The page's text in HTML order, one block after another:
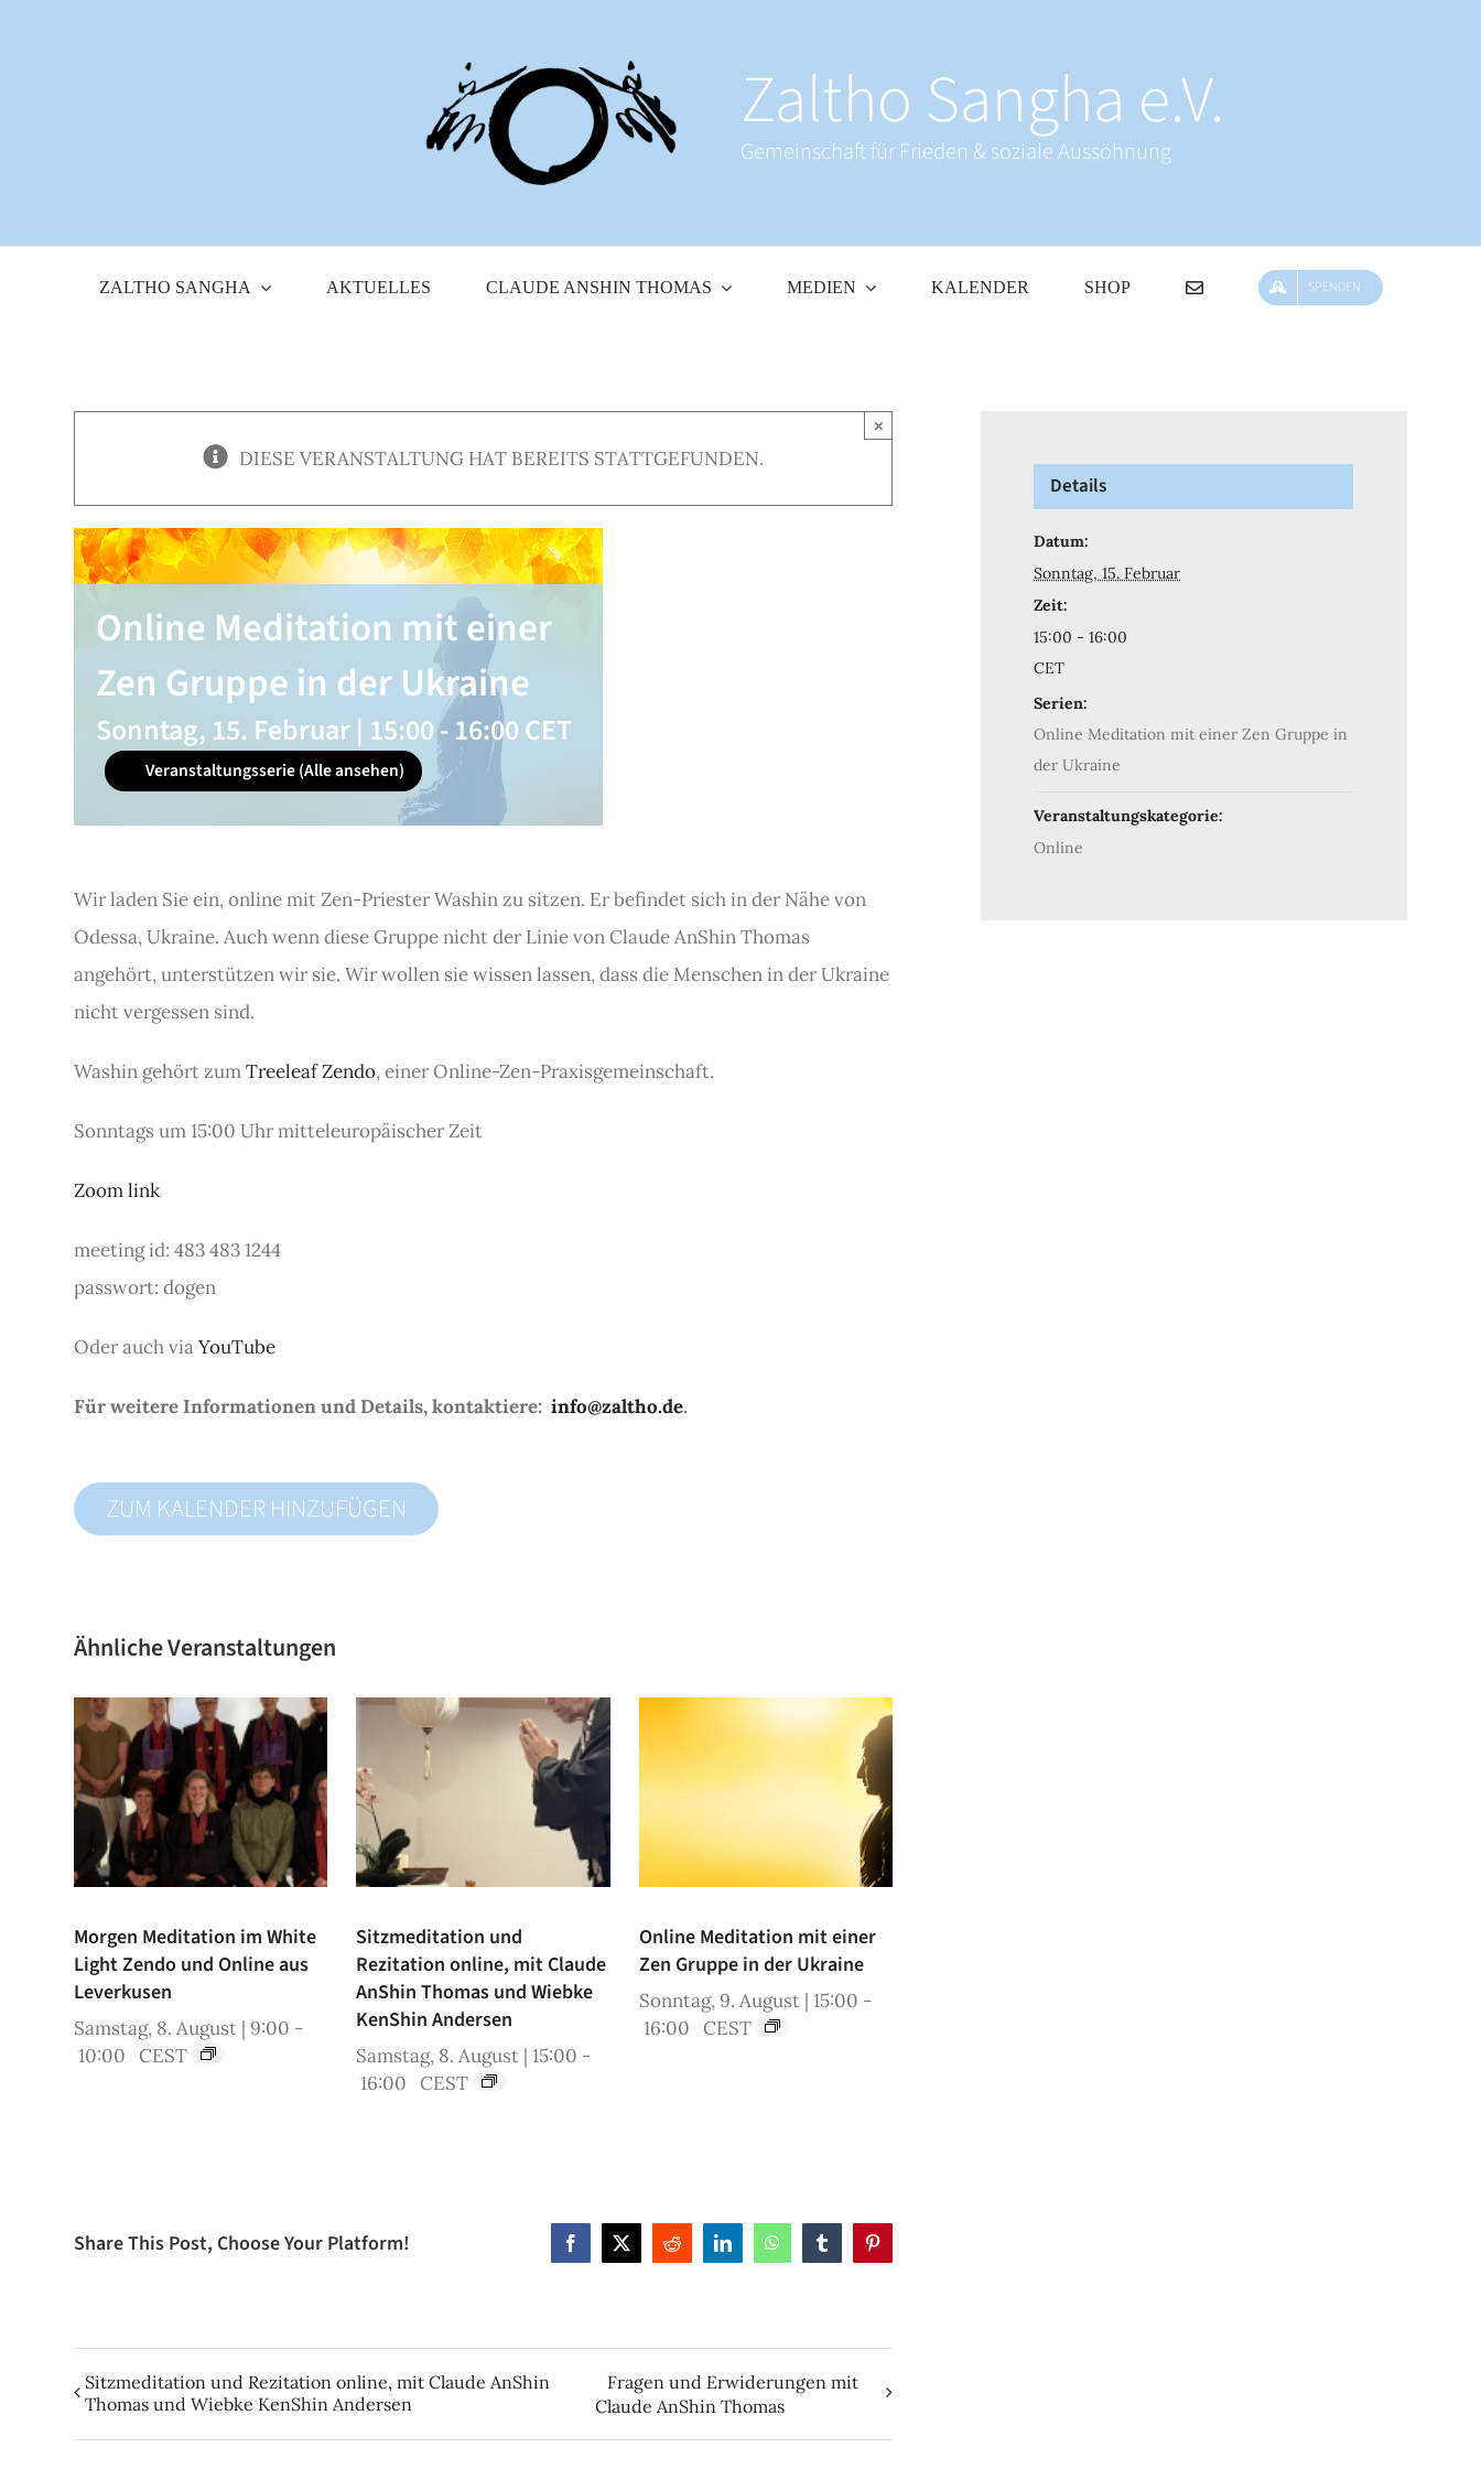
Zaltho Sangha e.V.
Gemeinschaft für Frieden & soziale Aussöhnung
ZALTHO SANGHA AKTUELLES CLAUDE ANSHIN THOMAS MEDIEN KALENDER SHOP SPENDEN
DIESE VERANSTALTUNG HAT BEREITS STATTGEFUNDEN.
×
Online Meditation mit einer
Zen Gruppe in der Ukraine
Sonntag, 15. Februar | 15:00-16:00CET
Veranstaltungsserie(Alle ansehen)
Wir laden Sie ein, online mit Zen-Priester Washin zu sitzen. Er befindet sich in der Nähe von
Odessa, Ukraine. Auch wenn diese Gruppe nicht der Linie von Claude AnShin Thomas
angehört, unterstützen wir sie. Wir wollen sie wissen lassen, dass die Menschen in der Ukraine
nicht vergessen sind.
Washin gehört zumTreeleaf Zendo, einer Online-Zen-Praxisgemeinschaft.
Sonntags um 15:00 Uhr mitteleuropäischer Zeit
Zoom link
meeting id: 483 483 1244
passwort: dogen
Oder auch viaYouTube
Für weitere Informationen und Details, kontaktiere:info@zaltho.de.
ZUM KALENDER HINZUFÜGEN
Ähnliche Veranstaltungen
Morgen Meditation im White
Light Zendo und Online aus
Leverkusen
Samstag, 8. August | 9:00 -
10:00 CEST
Sitzmeditation und
Rezitation online, mit Claude
AnShin Thomas und Wiebke
KenShin Andersen
Samstag, 8. August | 15:00 -
16:00
CEST
Online Meditation mit einer
Zen Gruppe in der Ukraine
Sonntag, 9. August | 15:00 -
16:00 CEST
Share This Post, Choose Your Platform! Facebook
X Reddit LinkedInWhatsAppTumblrPinterest
Sitzmeditation und Rezitation online, mit Claude AnShin
Thomas und Wiebke KenShin Andersen
Fragen und Erwiderungen mit
Claude AnShin Thomas
Details
Datum:
Sonntag, 15. Februar
Zeit:
15:00 - 16:00
CET
Serien:
Online Meditation mit einer Zen Gruppe in
der Ukraine
Veranstaltungskategorie:
Online